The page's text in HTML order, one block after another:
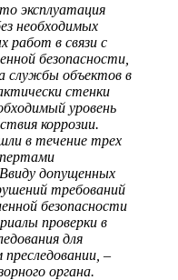
эксплуатация
необходимых
работ в связи с
безопасности,
службы объектов в
стенки
уровень
коррозии.
в течение трех
допущенных
требований
безопасности
проверки в
для
преследовании, –
органа.